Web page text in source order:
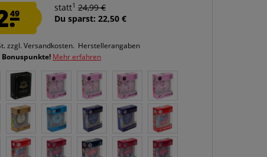
49
statt1 24,99 €
Du sparst: 22,50 €
zzgl. Versandkosten. Herstellerangaben
Bonuspunkte! Mehr erfahren